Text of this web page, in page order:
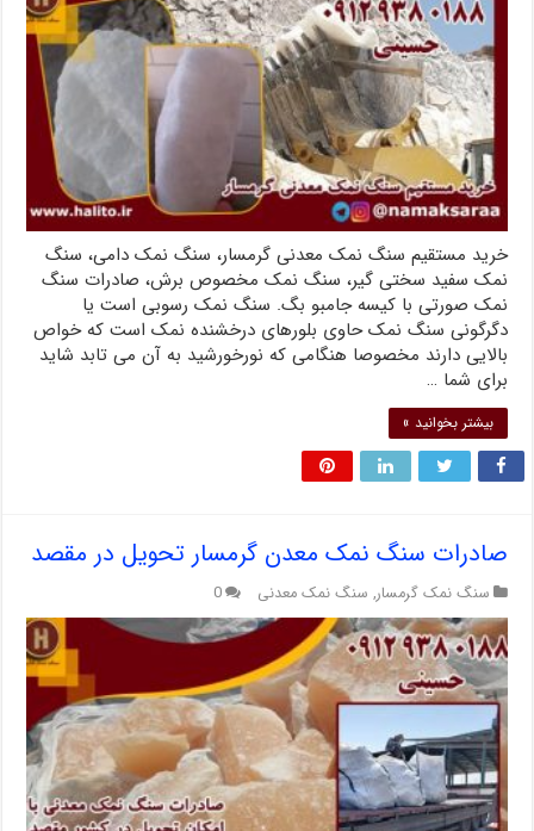
خرید مستقیم سنگ نمک معدنی گرمسار، سنگ نمک دامی، سنگ
نمک سفید سختی گیر، سنگ نمک مخصوص برش، صادرات سنگ
نمک صورتی با کیسه جامبو بگ. سنگ نمک رسوبی است یا
دگرگونی سنگ نمک حاوی بلورهای درخشنده نمک است که خواص
بالایی دارند مخصوصا هنگامی که نورخورشید به آن می تابد شاید
برای شما …
بیشتر بخوانید »
صادرات سنگ نمک معدن گرمسار تحویل در مقصد
سنگ نمک گرمسار, سنگ نمک معدنی 0